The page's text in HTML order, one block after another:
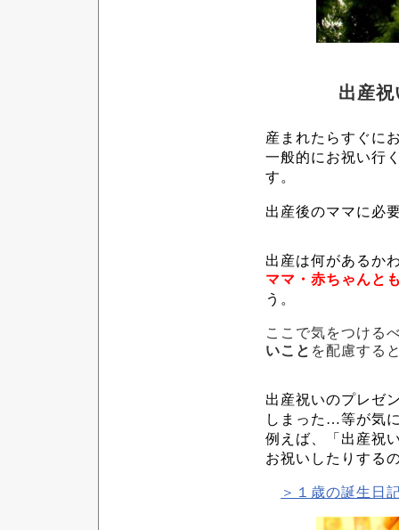
出産
産まれたらすぐに
一般的にお祝い行
す。
出産後のママに必
出産は何があるか
ママ・赤ちゃんと
う。
ここで気をつける
いこと を配慮する
出産祝いのプレゼ
しまった…等が気
例えば、「出産祝
お祝いしたりする
＞１歳の誕生日